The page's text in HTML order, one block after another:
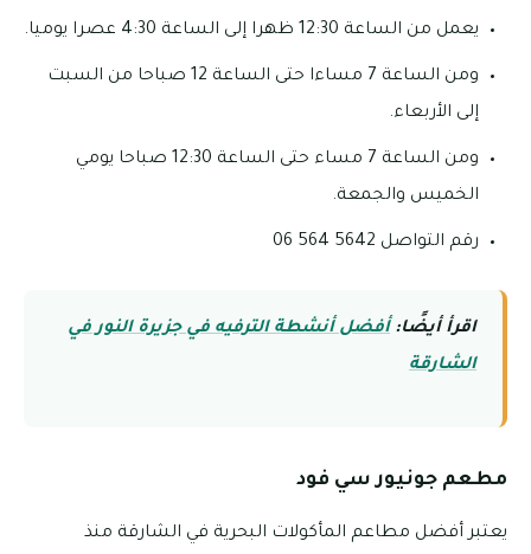
يعمل من الساعة 12:30 ظهرا إلى الساعة 4:30 عصرا يوميا.
ومن الساعة 7 مساءا حتى الساعة 12 صباحا من السبت
إلى الأربعاء.
ومن الساعة 7 مساء حتى الساعة 12:30 صباحا يومي
الخميس والجمعة.
رقم التواصل 5642 564 06
اقرأ أيضًا:أفضل أنشطة الترفيه في جزيرة النور في
الشارقة
مطعم جونيور سي فود
يعتبر أفضل مطاعم المأكولات البحرية في الشارقة منذ